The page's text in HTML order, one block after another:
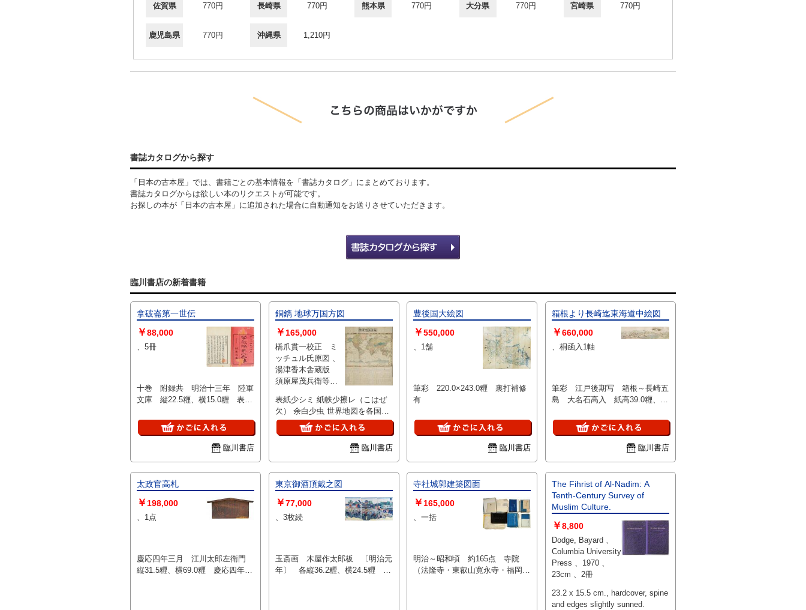
佐賀県 770円 長崎県 770円 熊本県 770円 大分県 770円 宮崎県 770円
鹿児島県 770円 沖縄県 1,210円
書誌カタログから探す
「日本の古本屋」では、書籍ごとの基本情報を「書誌カタログ」にまとめております。
書誌カタログからは欲しい本のリクエストが可能です。
お探しの本が「日本の古本屋」に追加された場合に自動通知をお送りさせていただきます。
臨川書店の新着書籍
拿破崙第一世伝
￥88,000
、5冊
十巻 附録共 明治十三年 陸軍
文庫 縦22.5糎、横15.0糎 表紙
レ 水シミ跡 蔵印
臨川書店
銅鐫 地球万国方図
￥ 165,000
橋爪貫一校正 ミ
ッチュル氏原図 、
湯津香木舎蔵版
須原屋茂兵衛等板
糎、横 98.4 糎 、1
帙1舗
表紙少シミ 紙帙少擦レ（こはぜ
欠） 余白少虫 世界地図を各国旗
で囲んだ彩色銅版図の下に「各国
有名ノ地名蒸気車路ノ総計尺度衡
量及ヒ貨幣等ノ略記」「五大州人
臨川書店
豊後国大絵図
￥550,000
、1舗
筆彩 220.0×243.0糎 裏打補修
有
臨川書店
箱根より長崎迄東海道中絵図
￥660,000
、桐函入1軸
筆彩 江戸後期写 箱根～長崎五
島 大名石高入 紙高39.0糎、長
レ 虫入（裏打補修済）
臨川書店
太政官高札
￥ 198,000
、1点
慶応四年三月 江川太郎左衛門
縦31.5糎、横69.0糎 慶応四年三
東京御酒頂戴之図
￥77,000
、3枚続
玉斎画 木屋作太郎板 〔明治元
年〕 各縦36.2糎、横24.5糎 少
寺社城郭建築図面
￥ 165,000
、一括
明治～昭和頃 約165点 寺院
（法隆寺・東叡山寛永寺・福岡県
The Fihrist of Al-Nadim: A
Tenth-Century Survey of
Muslim Culture.
￥8,800
Dodge, Bayard 、
Columbia University
Press 、1970 、
23cm 、2冊
23.2 x 15.5 cm., hardcover, spine
and edges slightly sunned.